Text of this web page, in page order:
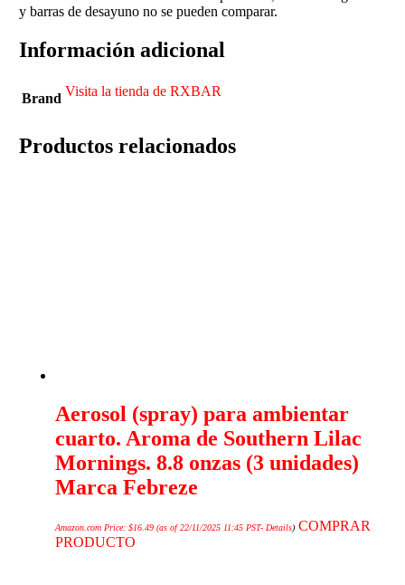
y barras de desayuno no se pueden comparar.
Información adicional
Brand Visita la tienda de RXBAR
Productos relacionados
Aerosol (spray) para ambientar
cuarto. Aroma de Southern Lilac
Mornings. 8.8 onzas (3 unidades)
Marca Febreze
Amazon.com Price:$16.49 (as of 22/11/2025 11:45 PST- Details) COMPRAR
PRODUCTO